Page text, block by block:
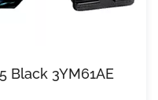
Black 3YM61AE